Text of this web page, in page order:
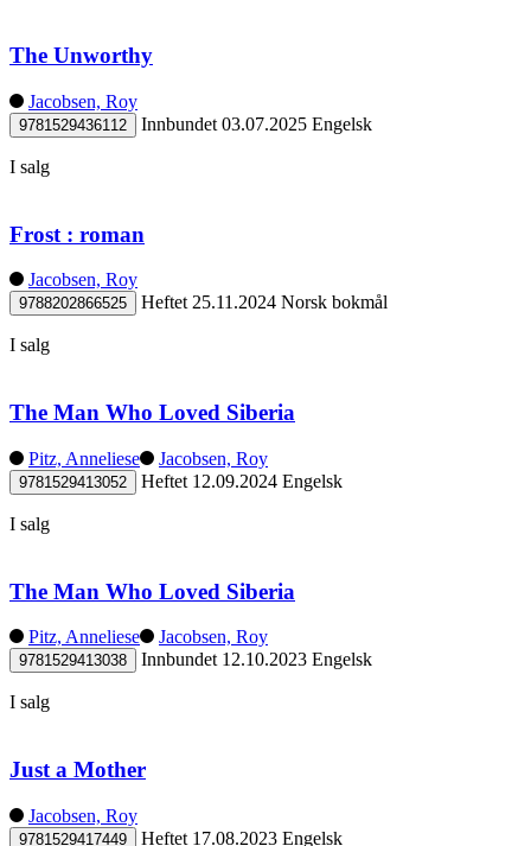
The Unworthy
Jacobsen, Roy
9781529436112 Innbundet 03.07.2025 Engelsk
I salg
Frost : roman
Jacobsen, Roy
9788202866525 Heftet 25.11.2024 Norsk bokmål
I salg
The Man Who Loved Siberia
Pitz, Anneliese Jacobsen, Roy
9781529413052 Heftet 12.09.2024 Engelsk
I salg
The Man Who Loved Siberia
Pitz, Anneliese Jacobsen, Roy
9781529413038 Innbundet 12.10.2023 Engelsk
I salg
Just a Mother
Jacobsen, Roy
9781529417449 Heftet 17.08.2023 Engelsk